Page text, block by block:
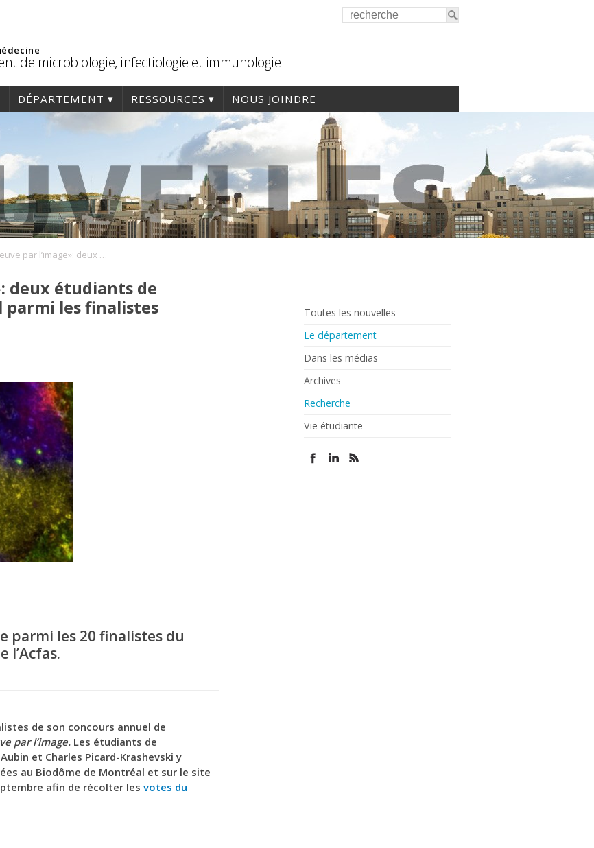
de microbiologie, infectiologie et immunologie
DÉPARTEMENT RESSOURCES NOUS JOINDRE
«La preuve par l’image»: deux étudiants de l’Université de Montréal parmi les finalistes
Toutes les nouvelles
Le département
Dans les médias
Archives
Recherche
Vie étudiante
deux étudiants de
parmi les finalistes
parmi les 20 finalistes du
l’Acfas.
de son concours annuel de
par l’image. Les étudiants de
et Charles Picard-Krashevski y
au Biodôme de Montréal et sur le site
afin de récolter les votes du